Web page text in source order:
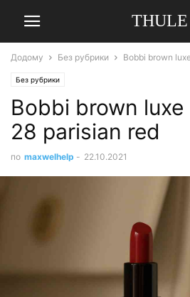
THULE
Додому Без рубрики Bobbi brown
Без рубрики
Bobbi brown
28 parisian red
по maxwelhelp - 22.10.2021